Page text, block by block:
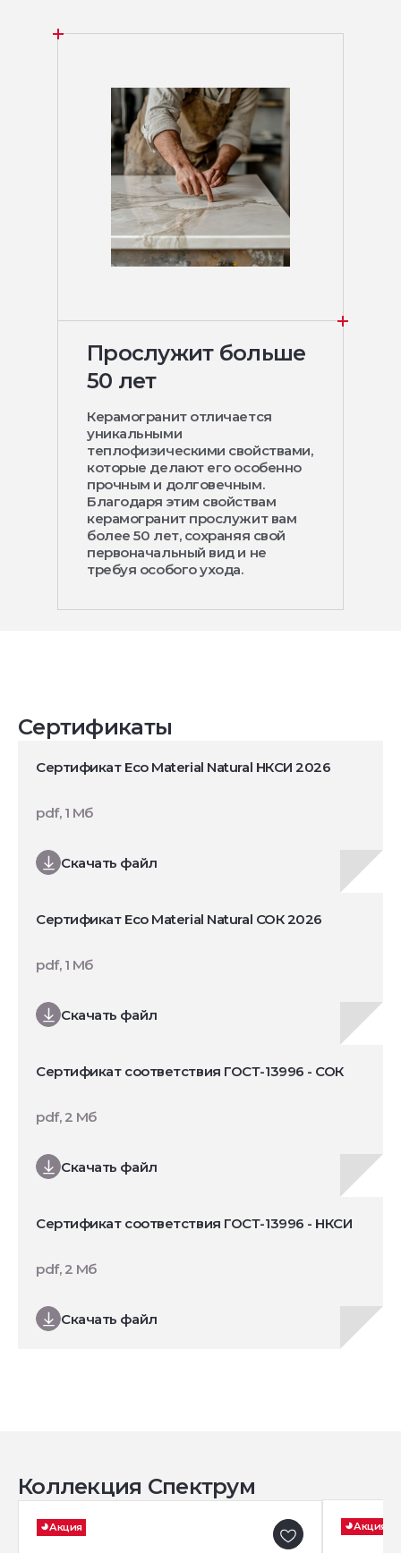
Прослужит больше
50 лет
Керамогранит отличается
уникальными
теплофизическими свойствами,
которые делают его особенно
прочным и долговечным.
Благодаря этим свойствам
керамогранит прослужит вам
более 50 лет, сохраняя свой
первоначальный вид и не
требуя особого ухода.
Сертификаты
Сертификат Eco Material Natural НКСИ 2026
Скачать файл
pdf, 1 Мб
Сертификат Eco Material Natural СОК 2026
Скачать файл
pdf, 1 Мб
Сертификат соответствия ГОСТ-13996 - СОК
Скачать файл
pdf, 2 Мб
Сертификат соответствия ГОСТ-13996 - НКСИ
Скачать файл
pdf, 2 Мб
Коллекция Спектрум
Акция Акция